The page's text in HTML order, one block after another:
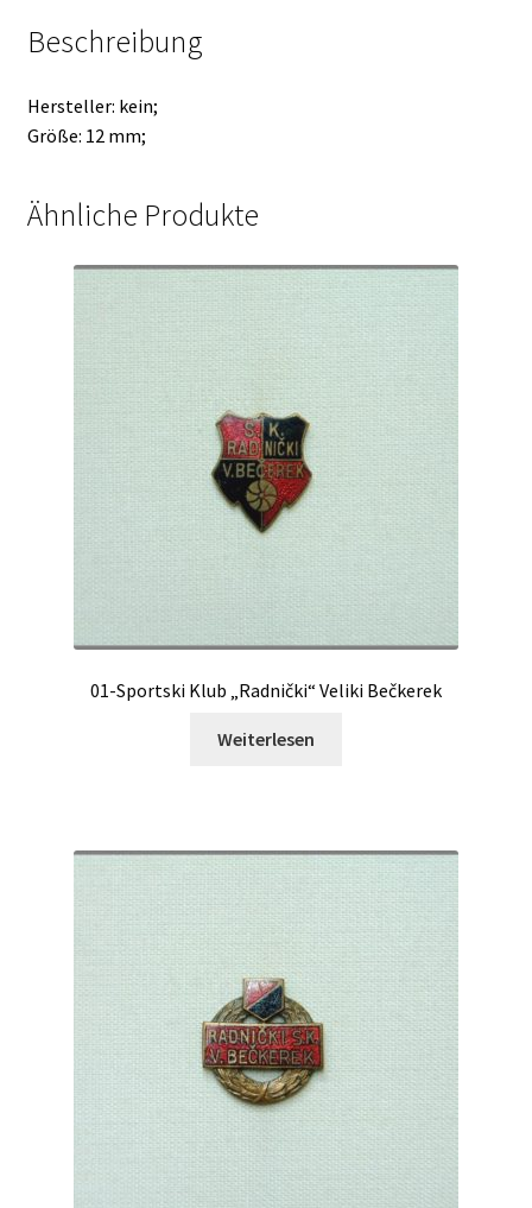
Beschreibung
Hersteller: kein;
Größe: 12 mm;
Ähnliche Produkte
01-Sportski Klub „Radnički“ Veliki Bečkerek
Weiterlesen